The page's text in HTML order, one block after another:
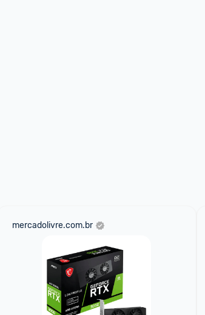
mercadolivre.com.br